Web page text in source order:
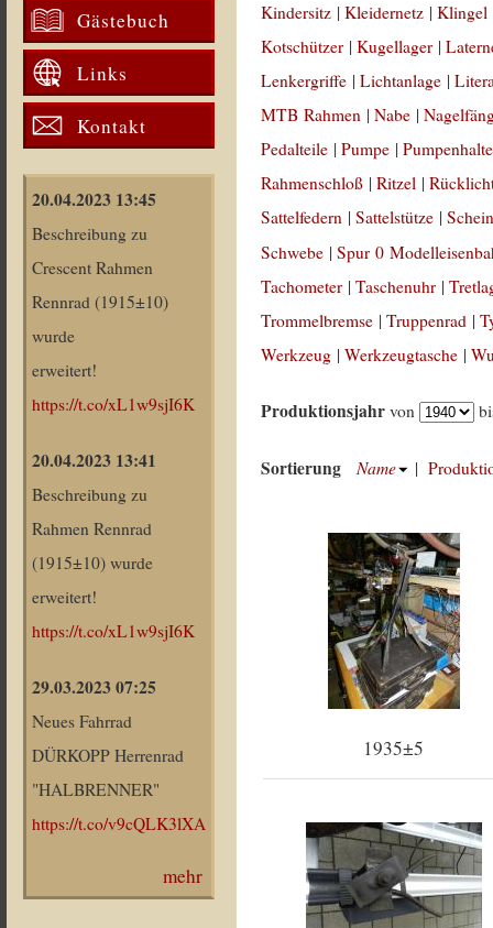
Gästebuch
Links
Kontakt
20.04.2023 13:45
Beschreibung zu
Crescent Rahmen
Rennrad (1915±10)
wurde
erweitert!
https://t.co/xL1w9sjI6K
20.04.2023 13:41
Beschreibung zu
Rahmen Rennrad
(1915±10) wurde
erweitert!
https://t.co/xL1w9sjI6K
29.03.2023 07:25
Neues Fahrrad
DÜRKOPP Herrenrad
"HALBRENNER"
https://t.co/v9cQLK3lXA
mehr
Kindersitz |Kleidernetz |Klingel
Kotschützer |Kugellager |
Lenkergriffe |Lichtanlage |
MTB Rahmen |Nabe |
Pedalteile |Pumpe |
Rahmenschloß |Ritzel |
Sattelfedern |Sattelstütze |
Schwebe |Spur 0
Tachometer |Taschenuhr |
Trommelbremse |Truppenrad |
Werkzeug |Werkzeugtasche |
Produktionsjahr von
Sortierung Name |
1935±5